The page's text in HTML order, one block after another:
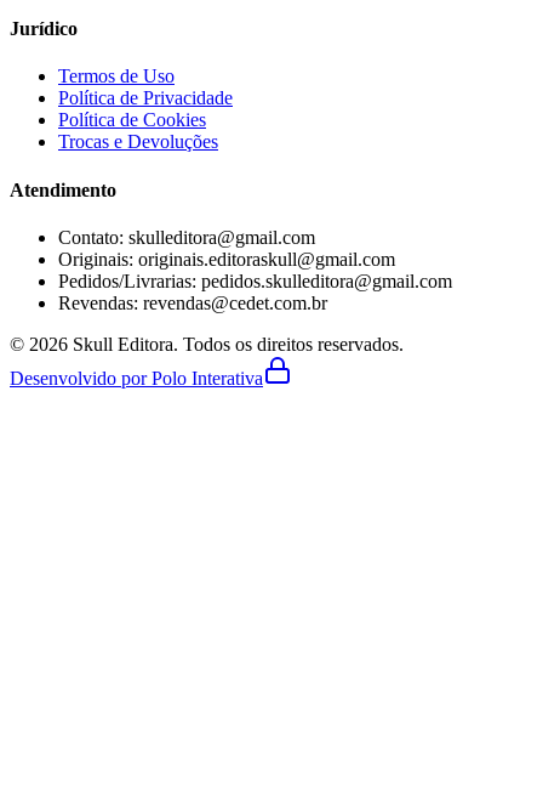
Jurídico
Termos de Uso
Política de Privacidade
Política de Cookies
Trocas e Devoluções
Atendimento
Contato: skulleditora@gmail.com
Originais: originais.editoraskull@gmail.com
Pedidos/Livrarias: pedidos.skulleditora@gmail.com
Revendas: revendas@cedet.com.br
© 2026 Skull Editora. Todos os direitos reservados.
Desenvolvido por Polo Interativa